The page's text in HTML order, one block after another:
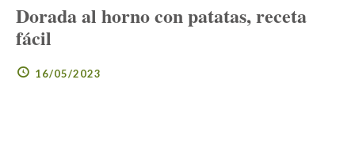
Dorada al horno con patatas, receta
fácil
16/05/2023